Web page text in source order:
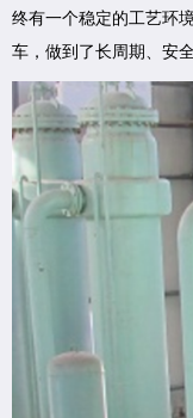
终有一个稳定的工艺环
车，做到了长周期、安